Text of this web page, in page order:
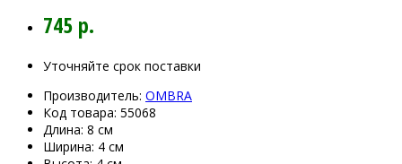
745 р.
Уточняйте срок поставки
Производитель: OMBRA
Код товара: 55068
Длина: 8 см
Ширина: 4 см